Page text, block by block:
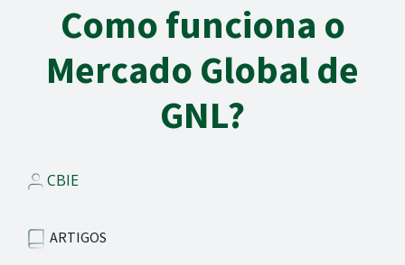
Como funciona o
Mercado Global de
GNL?
CBIE
ARTIGOS